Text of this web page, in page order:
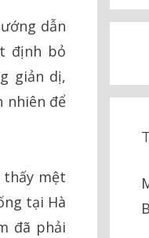
dẫn
định bỏ
giản dị,
nhiên để
thấy mệt
tại Hà
đã phải